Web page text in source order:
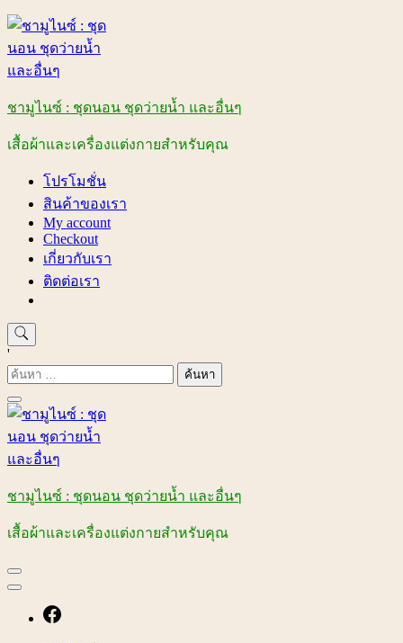
Skip
content
ชามูไนซ์ : ชุดนอน ชุดว่ายน้ำ และอื่นๆ
เสื้อผ้าและเครื่องแต่งกายสำหรับคุณ
โปรโมชั่น
สินค้าของเรา
My account
Checkout
เกี่ยวกับเรา
ติดต่อเรา
'
ค้นหา
สำหรับ:
ชามูไนซ์ : ชุดนอน ชุดว่ายน้ำ และอื่นๆ
เสื้อผ้าและเครื่องแต่งกายสำหรับคุณ